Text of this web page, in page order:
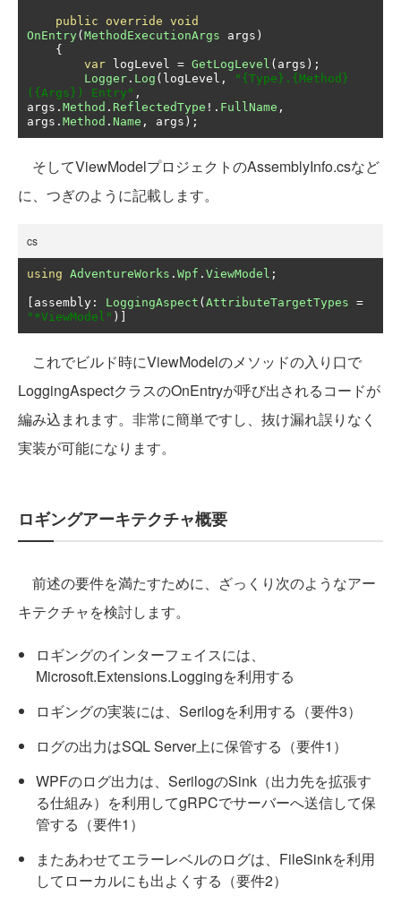
public override void
OnEntry( MethodExecutionArgs args )
{
var logLevel = GetLogLevel ( args );
Logger . Log ( logLevel ,
"{Type}.{Method}
({Args}) Entry" ,
args . Method . ReflectedType !. FullName ,
args . Method . Name , args );
そしてViewModelプロジェクトのAssemblyInfo.csなど
に、つぎのように記載します。
cs
using AdventureWorks . Wpf . ViewModel ;
assembly : LoggingAspect ( AttributeTargetTypes =
"*ViewModel" )]
これでビルド時にViewModelのメソッドの入り口で
LoggingAspectクラスのOnEntryが呼び出されるコードが
編み込まれます。非常に簡単ですし、抜け漏れ誤りなく
実装が可能になります。
ロギングアーキテクチャ概要
前述の要件を満たすために、ざっくり次のようなアー
キテクチャを検討します。
ロギングのインターフェイスには、
Microsoft.Extensions.Loggingを利用する
ロギングの実装には、Serilogを利用する（要件3）
ログの出力はSQL Server上に保管する（要件1）
WPFのログ出力は、SerilogのSink（出力先を拡張す
る仕組み）を利用してgRPCでサーバーへ送信して保
管する（要件1）
またあわせてエラーレベルのログは、FileSinkを利用
してローカルにも出よくする（要件2）